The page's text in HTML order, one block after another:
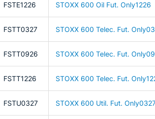
FSTE1226 STOXX 600 Oil Fut. Only1226
FSTT0327 STOXX 600 Telec. Fut.
FSTT0926 STOXX 600 Telec. Fut.
FSTT1226 STOXX 600 Telec. Fut.
FSTU0327 STOXX 600 Util. Fut.